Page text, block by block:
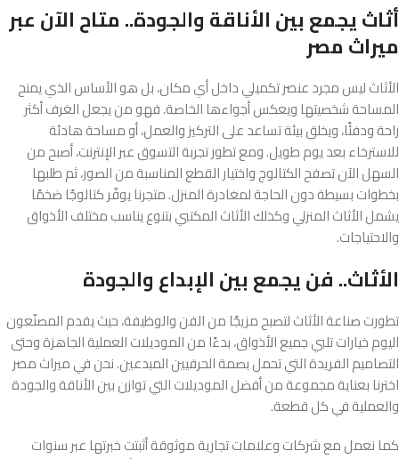
أثاث يجمع بين الأناقة والجودة.. متاح الآن عبر
ميراث مصر
الأثاث ليس مجرد عنصر تكميلي داخل أي مكان، بل هو الأساس الذي يمنح
المساحة شخصيتها ويعكس أجواءها الخاصة. فهو من يجعل الغرف أكثر
راحة ودفئًا، ويخلق بيئة تساعد على التركيز والعمل، أو مساحة هادئة
للاسترخاء بعد يوم طويل. ومع تطور تجربة التسوق عبر الإنترنت، أصبح من
السهل الآن تصفح الكتالوج واختيار القطع المناسبة من الصور، ثم طلبها
بخطوات بسيطة دون الحاجة لمغادرة المنزل. متجرنا يوفّر كتالوجًا ضخمًا
يشمل الأثاث المنزلي وكذلك الأثاث المكتبي بتنوع يناسب مختلف الأذواق
والاحتياجات.
الأثاث.. فن يجمع بين الإبداع والجودة
تطورت صناعة الأثاث لتصبح مزيجًا من الفن والوظيفة، حيث يقدم المصنّعون
اليوم خيارات تلبي جميع الأذواق، بدءًا من الموديلات العملية الجاهزة وحتى
التصاميم الفريدة التي تحمل بصمة الحرفيين المبدعين. نحن في ميراث مصر
اخترنا بعناية مجموعة من أفضل الموديلات التي توازن بين الأناقة والجودة
والعملية في كل قطعة.
كما نعمل مع شركات وعلامات تجارية موثوقة أثبتت خبرتها عبر سنوات